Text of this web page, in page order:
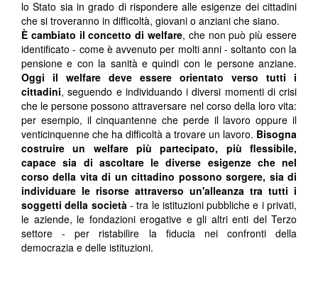
lo Stato sia in grado di rispondere alle esigenze dei cittadini
che si troveranno in difficoltà, giovani o anziani che siano.
È cambiato il concetto di welfare, che non può più essere
identificato - come è avvenuto per molti anni - soltanto con la
pensione e con la sanità e quindi con le persone anziane.
Oggi il welfare deve essere orientato verso tutti i
cittadini, seguendo e individuando i diversi momenti di crisi
che le persone possono attraversare nel corso della loro vita:
per esempio, il cinquantenne che perde il lavoro oppure il
venticinquenne che ha difficoltà a trovare un lavoro. Bisogna
costruire un welfare più partecipato, più flessibile,
capace sia di ascoltare le diverse esigenze che nel
corso della vita di un cittadino possono sorgere, sia di
individuare le risorse attraverso un'alleanza tra tutti i
soggetti della società- tra le istituzioni pubbliche e i privati,
le aziende, le fondazioni erogative e gli altri enti del Terzo
settore - per ristabilire la fiducia nei confronti della
democrazia e delle istituzioni.